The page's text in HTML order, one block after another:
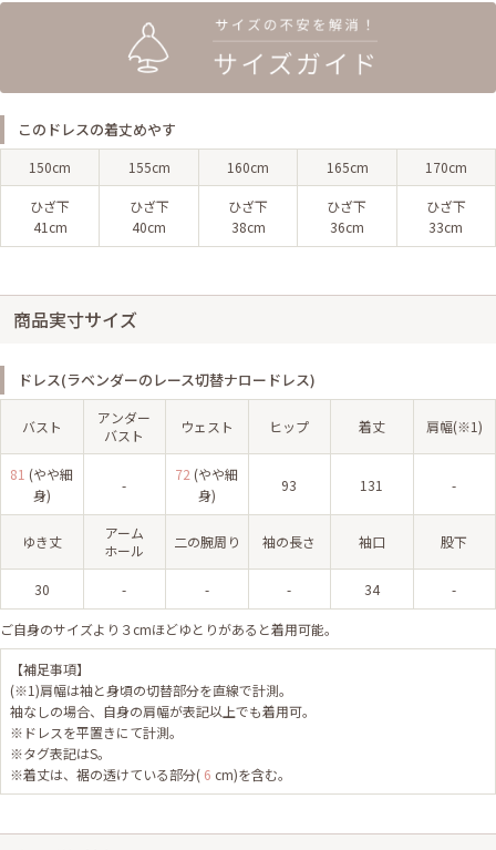
このドレスの着丈めやす
150cm 155cm 160cm 165cm 170cm
ひざ下
41cm
ひざ下
40cm
ひざ下
38cm
ひざ下
36cm
ひざ下
33cm
商品実寸サイズ
ドレス(ラベンダーのレース切替ナロードレス)
バスト
アンダー
バスト
ウェスト ヒップ 着丈 肩幅(※1)
81 (やや細
身)
-
72 (やや細
身)
93 131 -
ゆき丈
アーム
ホール
二の腕周り 袖の長さ 袖口 股下
30 - - - 34 -
ご自身のサイズより３cmほどゆとりがあると着用可能。
【補足事項】
(※1)肩幅は袖と身頃の切替部分を直線で計測。
袖なしの場合、自身の肩幅が表記以上でも着用可。
※ドレスを平置きにて計測。
※タグ表記はS。
※着丈は、裾の透けている部分( 6 cm)を含む。